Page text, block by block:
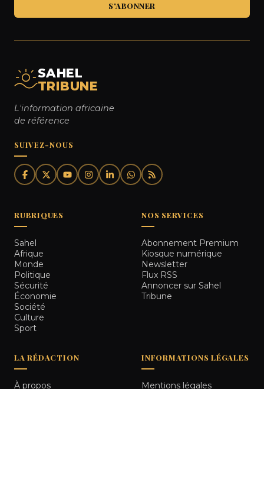
S'ABONNER
SAHEL
TRIBUNE
L'information africaine
de référence
SUIVEZ-NOUS
RUBRIQUES
Sahel
Afrique
Monde
Politique
Sécurité
Économie
Société
Culture
Sport
NOS SERVICES
Abonnement Premium
Kiosque numérique
Newsletter
Flux RSS
Annoncer sur Sahel
Tribune
LA RÉDACTION
À propos
INFORMATIONS LÉGALES
Mentions légales